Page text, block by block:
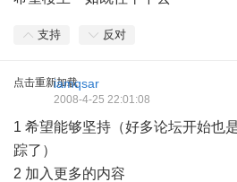
支持 反对
点击重新加载iamqsar
2008-4-25 22:01:08
1 希望能够坚持（好多论坛开始也
踪了）
2 加入更多的内容